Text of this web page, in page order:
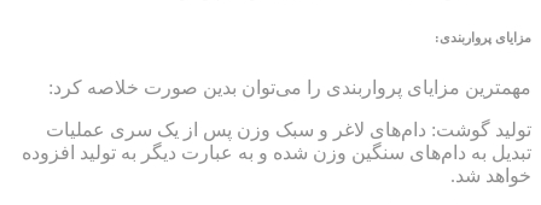
مزایای پرواربندی:
مهمترین مزایای پرواربندی را می‌توان بدین صورت خلاصه کرد:
تولید گوشت: دام‌های لاغر و سبک وزن پس از یک سری عملیات
تبدیل به دام‌های سنگین وزن شده و به عبارت دیگر به تولید افزوده
خواهد شد.